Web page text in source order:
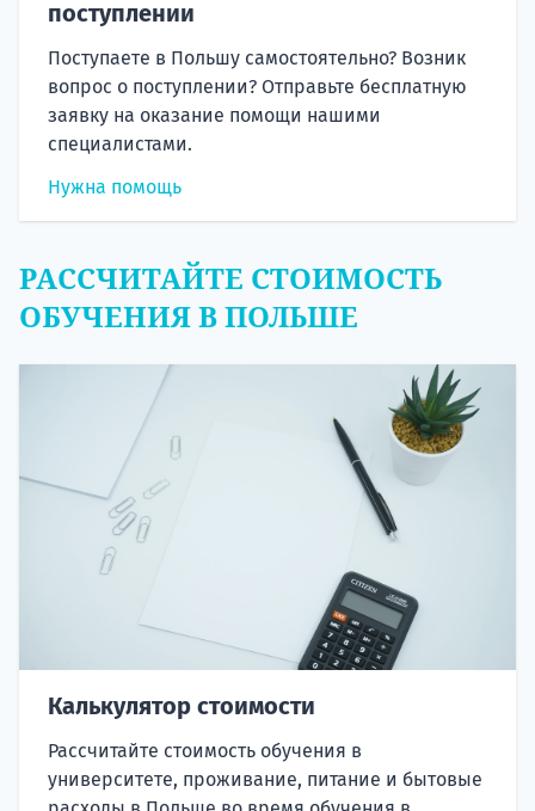
поступлении
Поступаете в Польшу самостоятельно? Возник
вопрос о поступлении? Отправьте бесплатную
заявку на оказание помощи нашими
специалистами.
Нужна помощь
РАССЧИТАЙТЕ СТОИМОСТЬ
ОБУЧЕНИЯ В ПОЛЬШЕ
Калькулятор стоимости
Рассчитайте стоимость обучения в
университете, проживание, питание и бытовые